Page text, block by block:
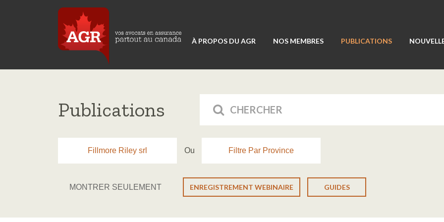
À PROPOS DU AGR NOS MEMBRES PUBLICATIONS
Publications
Fillmore Riley srl Ou Filtre Par Province
MONTRER SEULEMENT ENREGISTREMENT WEBINAIRE GUIDES